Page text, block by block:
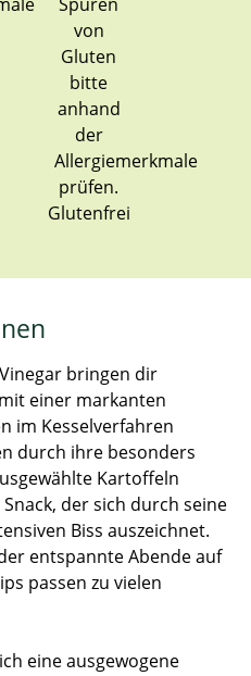
Glutenfrei
bringen dir
einer markanten
im Kesselverfahren
durch ihre besonders
Kartoffeln
der sich durch seine
Biss auszeichnet.
entspannte Abende auf
passen zu vielen
eine ausgewogene